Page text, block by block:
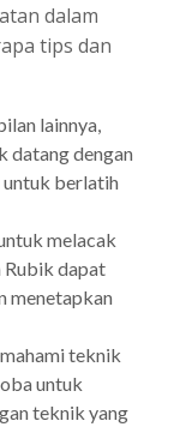
dalam
tips dan
lainnya,
datang dengan
untuk berlatih
melacak
Rubik dapat
menetapkan
teknik
untuk
teknik yang